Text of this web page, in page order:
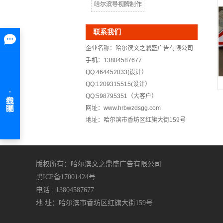
哈尔滨导视牌制作
联系我们
企业名称：哈尔滨文之鼎盛广告有限公司
手机：13804587677
QQ:464452033(设计）
QQ:1209315515(设计）
QQ:598795351（大客户）
网址：www.hrbwzdsgg.com
地址：哈尔滨市香坊区红旗大街159号
版权所有：哈尔滨文之鼎盛广告有限公司
黑ICP备17001424号
电话 : 13804587677
地 址：哈尔滨市香坊区红旗大街159号